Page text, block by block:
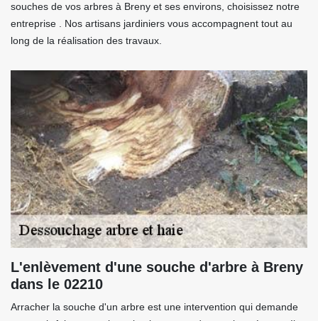
souches de vos arbres à Breny et ses environs, choisissez notre
entreprise . Nos artisans jardiniers vous accompagnent tout au
long de la réalisation des travaux.
L'enlèvement d'une souche d'arbre à Breny
dans le 02210
Arracher la souche d'un arbre est une intervention qui demande